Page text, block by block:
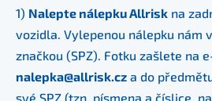
1) Nalepte nálepku Allrisk na
vozidla. Vylepenou nálepku nám
značkou (SPZ). Fotku zašlete na
nalepka@allrisk.cz a do
své SPZ (tzn. písmena a číslice,